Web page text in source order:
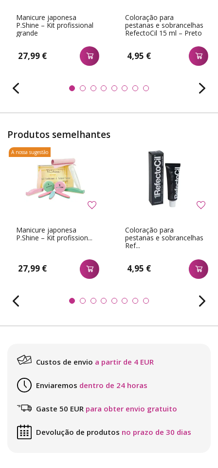
Manicure japonesa
P.Shine – Kit profissional
grande
27,99 €
Coloração para
pestanas e sobrancelhas
RefectoCil 15 ml – Preto
4,95 €
Produtos semelhantes
Manicure japonesa
P.Shine – Kit profission...
27,99 €
A nossa sugestão
Coloração para
pestanas e sobrancelhas
Ref...
4,95 €
Custos de envio a partir de 4 EUR
Enviaremos dentro de 24 horas
Gaste 50 EUR para obter envio gratuito
Devolução de produtos no prazo de 30 dias